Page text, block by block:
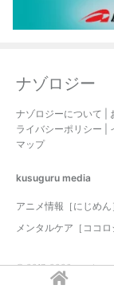
ナゾロジー
ナゾロジーについて
ライバシーポリシー
マップ
kusuguru media
アニメ情報［にじめん
メンタルケア［ココロ
© 2017-2026 nazology.